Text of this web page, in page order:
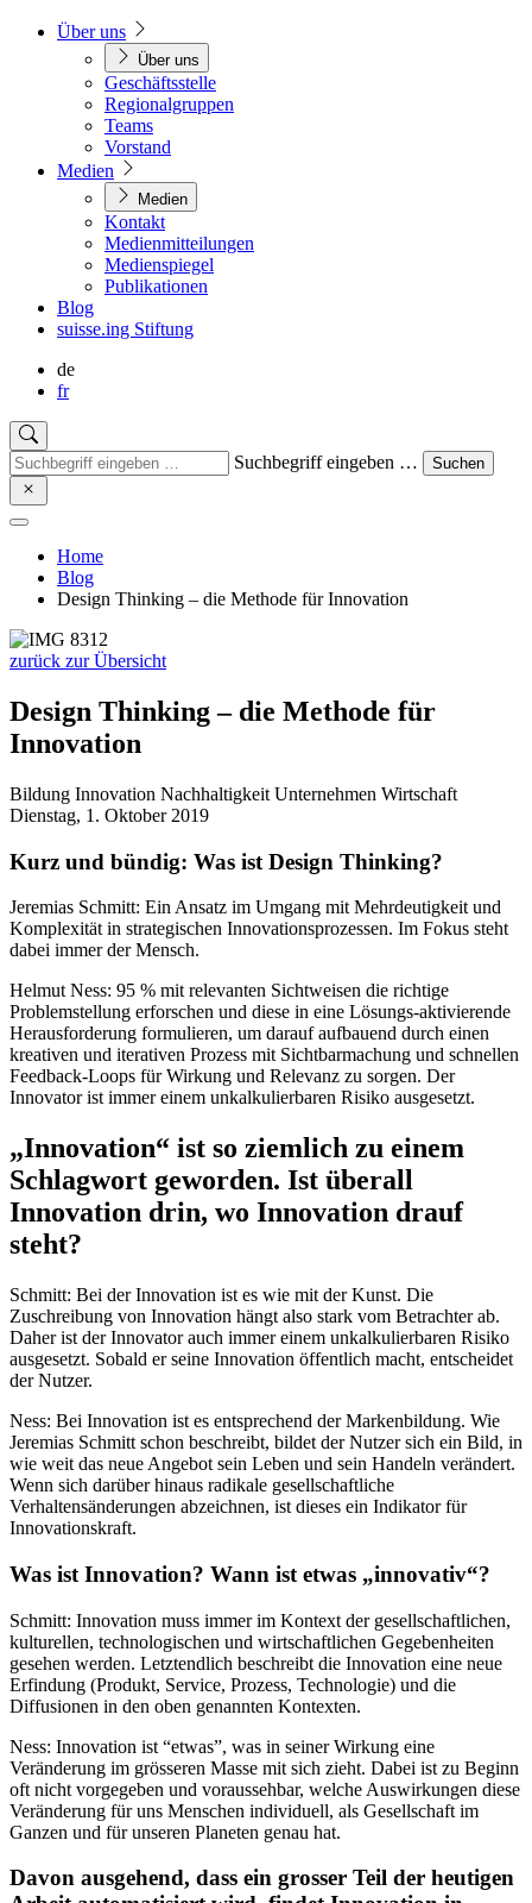
Über uns
Über uns
Geschäftsstelle
Regionalgruppen
Teams
Vorstand
Medien
Medien
Kontakt
Medienmitteilungen
Medienspiegel
Publikationen
Blog
suisse.ing Stiftung
de
fr
Suchbegriff eingeben … Suchen
Home
Blog
Design Thinking – die Methode für Innovation
zurück zur Übersicht
Design Thinking – die Methode für
Innovation
Bildung Innovation Nachhaltigkeit Unternehmen Wirtschaft
Dienstag, 1. Oktober 2019
Kurz und bündig: Was ist Design Thinking?
Jeremias Schmitt: Ein Ansatz im Umgang mit Mehrdeutigkeit und
Komplexität in strategischen Innovationsprozessen. Im Fokus steht
dabei immer der Mensch.
Helmut Ness: 95 % mit relevanten Sichtweisen die richtige
Problemstellung erforschen und diese in eine Lösungs-aktivierende
Herausforderung formulieren, um darauf aufbauend durch einen
kreativen und iterativen Prozess mit Sichtbarmachung und schnellen
Feedback-Loops für Wirkung und Relevanz zu sorgen. Der
Innovator ist immer einem unkalkulierbaren Risiko ausgesetzt.
„Innovation“ ist so ziemlich zu einem
Schlagwort geworden. Ist überall
Innovation drin, wo Innovation drauf
steht?
Schmitt: Bei der Innovation ist es wie mit der Kunst. Die
Zuschreibung von Innovation hängt also stark vom Betrachter ab.
Daher ist der Innovator auch immer einem unkalkulierbaren Risiko
ausgesetzt. Sobald er seine Innovation öffentlich macht, entscheidet
der Nutzer.
Ness: Bei Innovation ist es entsprechend der Markenbildung. Wie
Jeremias Schmitt schon beschreibt, bildet der Nutzer sich ein Bild, in
wie weit das neue Angebot sein Leben und sein Handeln verändert.
Wenn sich darüber hinaus radikale gesellschaftliche
Verhaltensänderungen abzeichnen, ist dieses ein Indikator für
Innovationskraft.
Was ist Innovation? Wann ist etwas „innovativ“?
Schmitt: Innovation muss immer im Kontext der gesellschaftlichen,
kulturellen, technologischen und wirtschaftlichen Gegebenheiten
gesehen werden. Letztendlich beschreibt die Innovation eine neue
Erfindung (Produkt, Service, Prozess, Technologie) und die
Diffusionen in den oben genannten Kontexten.
Ness: Innovation ist “etwas”, was in seiner Wirkung eine
Veränderung im grösseren Masse mit sich zieht. Dabei ist zu Beginn
oft nicht vorgegeben und voraussehbar, welche Auswirkungen diese
Veränderung für uns Menschen individuell, als Gesellschaft im
Ganzen und für unseren Planeten genau hat.
Davon ausgehend, dass ein grosser Teil der heutigen